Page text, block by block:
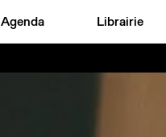
Agenda Librairie